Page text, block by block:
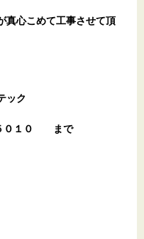
真心こめて工事させて頂
ック
０１０ まで